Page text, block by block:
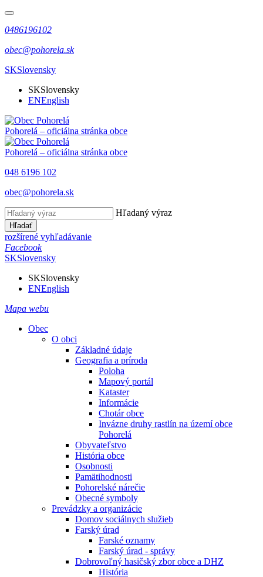
0486196102
obec@pohorela.sk
SKSlovensky
SKSlovensky
ENEnglish
Pohorelá – oficiálna stránka obce
Pohorelá – oficiálna stránka obce
048 6196 102
obec@pohorela.sk
Hľadaný výraz
Hľadať
rozšírené vyhľadávanie
Facebook
SKSlovensky
SKSlovensky
ENEnglish
Mapa webu
Obec
O obci
Základné údaje
Geografia a príroda
Poloha
Mapový portál
Kataster
Informácie
Chotár obce
Invázne druhy rastlín na území obce
Pohorelá
Obyvateľstvo
História obce
Osobnosti
Pamätihodnosti
Pohorelské nárečie
Obecné symboly
Prevádzky a organizácie
Domov sociálnych služieb
Farský úrad
Farské oznamy
Farský úrad - správy
Dobrovoľný hasičský zbor obce a DHZ
História